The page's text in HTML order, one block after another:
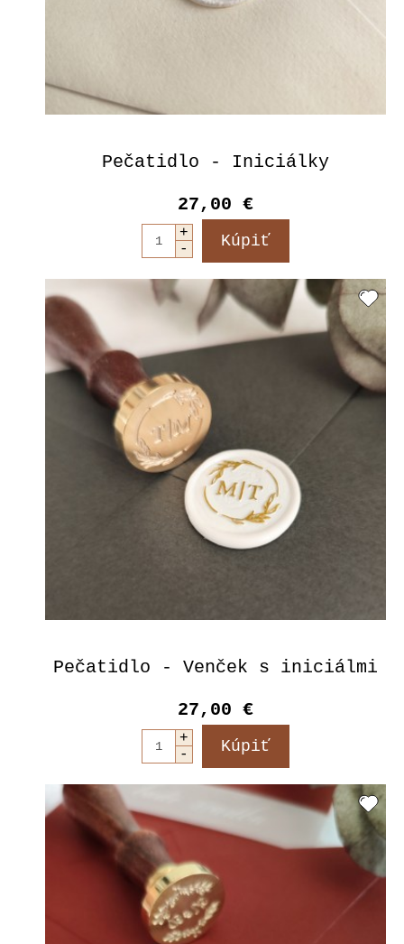
Pečatidlo - Iniciálky
27,00 €
Pečatidlo - Venček s iniciálmi
27,00 €